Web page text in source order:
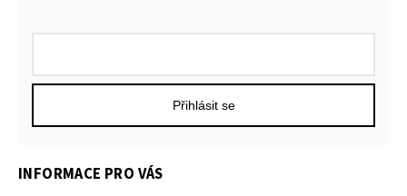
INFORMACE PRO VÁS
Přihlásit se